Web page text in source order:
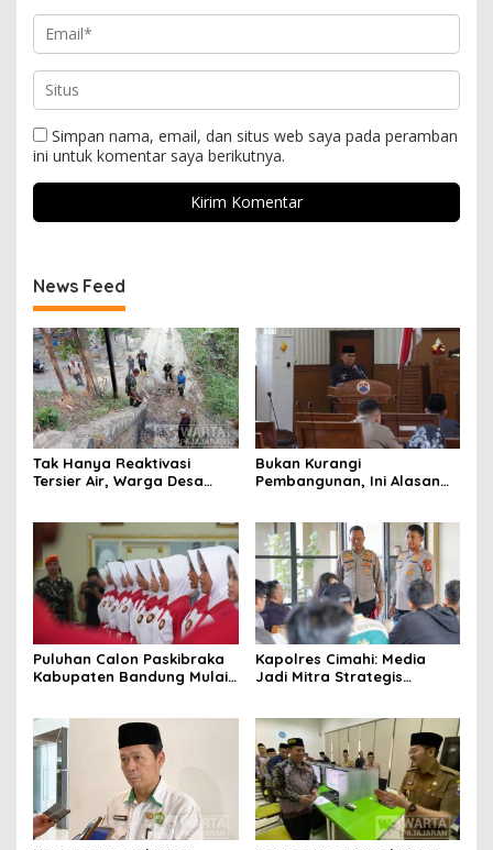
Simpan nama, email, dan situs web saya pada peramban
ini untuk komentar saya berikutnya.
News Feed
Tak Hanya Reaktivasi
Tersier Air, Warga Desa
Bukan Kurangi
Pembangunan, Ini Alasan
Daerah
Puluhan Calon Paskibraka
Kabupaten Bandung Mulai
Kapolres Cimahi: Media
Jadi Mitra Strategis